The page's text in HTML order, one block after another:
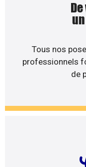
Tous nos
professionnels
de